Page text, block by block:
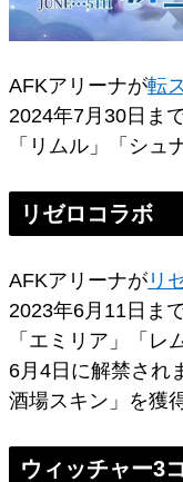
AFKアリーナが転
2024年7月30日ま
「リムル」「シュ
リゼロコラボ
AFKアリーナが リ
2023年6月11日ま
「エミリア」「レ
6月4日に解禁され
酒場スキン」を獲
ウィッチャー3